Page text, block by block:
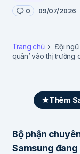
0 09/07/2026
Trang chủ
Đội ngũ
quân’ vào thị trường
Thêm
Bộ phận
Samsung